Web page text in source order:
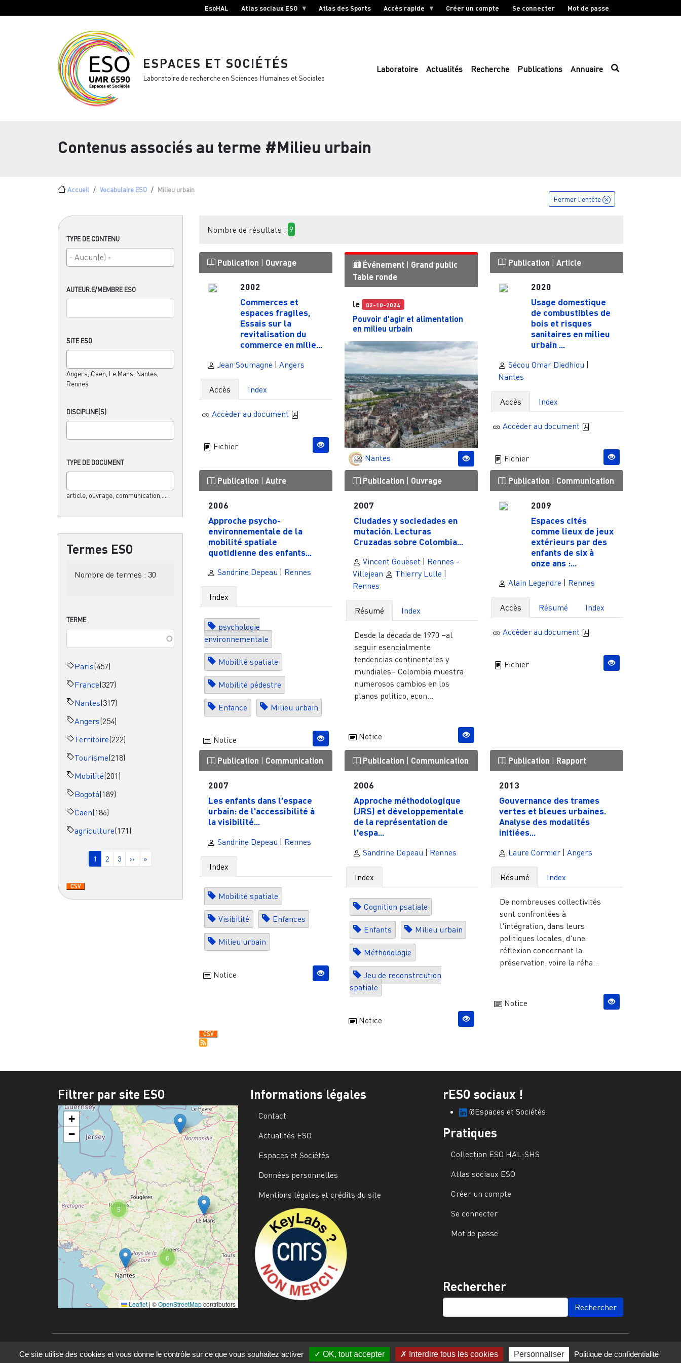
EsoHAL Atlas sociaux ESO Atlas des Sports Accès rapide Créer un compte Se connecter Mot de passe
ESPACES ET SOCIÉTÉS
Laboratoire de recherche en Sciences Humaines et Sociales
Laboratoire Actualités Recherche Publications Annuaire
Contenus associés au terme #Milieu urbain
Fil d'Ariane
Accueil Vocabulaire ESO Milieu urbain
TYPE DE CONTENU
AUTEUR.E/MEMBRE ESO
SITE ESO
Angers, Caen, Le Mans, Nantes,
Rennes
DISCIPLINE(S)
TYPE DE DOCUMENT
article, ouvrage, communication,....
Termes ESO
Nombre de termes : 30
TERME
Paris(457)
France(327)
Nantes(317)
Angers(254)
Territoire(222)
Tourisme(218)
Mobilité(201)
Bogotá(189)
Caen(186)
agriculture(171)
Pagination
Page courante
1 Page
2 Page
3 Page suivante
›› Dernière page
»
Fermer l'entête
Nombre de résultats : 9
Publication | Ouvrage
2002
Commerces et
espaces fragiles,
Essais sur la
revitalisation du
commerce en milie...
Jean Soumagne | Angers
Accès Index
Accèder au document
Fichier
Événement | Grand public
Table ronde
le 02-10-2024
Pouvoir d'agir et alimentation
en milieu urbain
Nantes
Publication | Article
2020
Usage domestique
de combustibles de
bois et risques
sanitaires en milieu
urbain ...
Sécou Omar Diedhiou |
Nantes
Accès Index
Accèder au document
Fichier
Publication Autre
2006
Approche psycho-
environnementale de la
mobilité spatiale
quotidienne des enfants...
Sandrine Depeau Rennes
Index
psychologie
environnementale
Mobilité spatiale
Mobilité pédestre
Enfance Milieu urbain
Notice
Publication Ouvrage
2007
Ciudades y sociedades en
mutación. Lecturas
Cruzadas sobre Colombia...
Vincent Gouëset
Rennes -
Villejean
Thierry Lulle
Rennes
Résumé Index
Desde la década de 1970 –al
seguir esencialmente
tendencias continentales y
mundiales– Colombia muestra
numerosos cambios en los
planos político, econ...
Notice
Publication Communication
2009
Espaces cités
comme lieux de jeux
extérieurs par des
enfants de six à
onze ans :...
Alain Legendre Rennes
Accès Résumé Index
Accèder au document
Fichier
Publication Communication
2007
Les enfants dans l'espace
urbain: de l'accessibilité à
la visibilité...
Sandrine Depeau | Rennes
Index
Mobilité spatiale
Visibilité Enfances
Milieu urbain
Notice
Publication Communication
2006
Approche méthodologique
(JRS) et développementale
de la représentation de
l'espa...
Sandrine Depeau | Rennes
Index
Cognition psatiale
Enfants Milieu urbain
Méthodologie
Jeu de reconstrcution
spatiale
Notice
Publication Rapport
2013
Gouvernance des trames
vertes et bleues urbaines.
Analyse des modalités
initiées...
Laure Cormier| Angers
Résumé Index
De nombreuses collectivités
sont confrontées à
l'intégration, dans leurs
politiques locales, d'une
réflexion concernant la
préservation, voire la réha...
Notice
Filtrer par site ESO
6
5
+
−
Leaflet | ©OpenStreetMapcontributors
Informations légales
Contact
Actualités ESO
Espaces et Sociétés
Données personnelles
Mentions légales et crédits du site
rESO sociaux !
@Espaces et Sociétés
Pratiques
Collection ESO HAL-SHS
Atlas sociaux ESO
Créer un compte
Se connecter
Mot de passe
Rechercher
SEARCH
Ce site utilise des cookies et vous donne le contrôle sur ce que vous souhaitez activer OK, tout accepter Interdire tous les cookies Personnaliser Politique de confidentialité